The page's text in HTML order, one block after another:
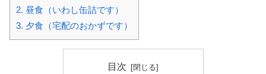
2. 昼食（いわし缶詰です）
3. 夕食（宅配のおかずです）
目次